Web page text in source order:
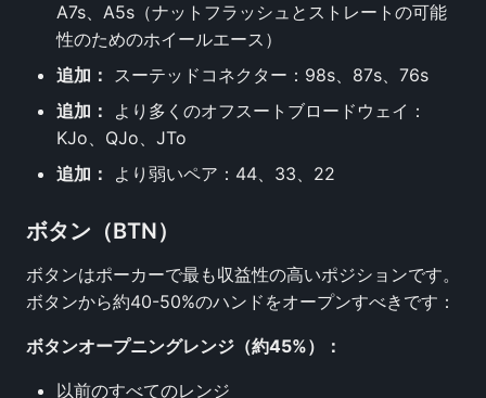
A7s、A5s（ナットフラッシュとストレートの可能
性のためのホイールエース）
追加： スーテッドコネクター：98s、87s、76s
追加：
より多くのオフスートブロードウェイ：
KJo、QJo、JTo
追加：
より弱いペア：44、33、22
ボタン（BTN）
ボタンはポーカーで最も収益性の高いポジションです。
ボタンから約40-50%のハンドをオープンすべきです：
ボタンオープニングレンジ（約45%）：
以前のすべてのレンジ